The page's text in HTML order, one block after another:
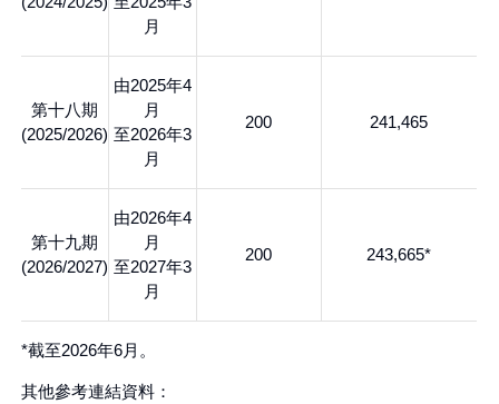
月
第十八期
(2025/2026)
由2025年4
月
至2026年3
月
200 241,465
第十九期
(2026/2027)
由2026年4
月
至2027年3
月
200 243,665*
*截至2026年6月。
其他參考連結資料：